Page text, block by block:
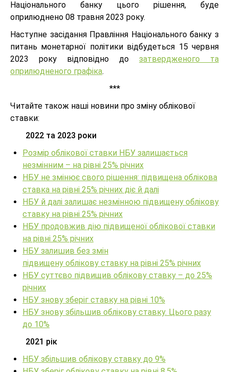
Національного банку цього рішення, буде
оприлюднено 08 травня 2023 року.
Наступне засідання Правління Національного банку з
питань монетарної політики відбудеться 15 червня
2023 року відповідно до затвердженого та
оприлюдненого графіка.
***
Читайте також наші новини про зміну облікової
ставки:
2022 та 2023 роки
Розмір облікової ставки НБУ залишається
незмінним – на рівні 25% річних
НБУ не змінює свого рішення: підвищена облікова
ставка на рівні 25% річних діє й далі
НБУ й далі залишає незмінною підвищену облікову
ставку на рівні 25% річних
НБУ продовжив дію підвищеної облікової ставки
на рівні 25% річних
НБУ залишив без змін
підвищену облікову ставку на рівні 25% річних
НБУ суттєво підвищив облікову ставку – до 25%
річних
НБУ знову зберіг ставку на рівні 10%
НБУ знову збільшив облікову ставку. Цього разу
до 10%
2021 рік
НБУ збільшив облікову ставку до 9%